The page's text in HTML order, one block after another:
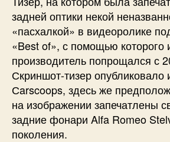
задней оптики некой
«пасхалкой» в видеоролике
«Best of», с помощью которого
производитель попрощался с
Скриншот-тизер опубликовало
Сarscoops, здесь же
на изображении запечатлены
задние фонари Alfa Romeo
поколения.